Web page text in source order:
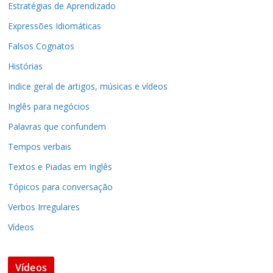
Estratégias de Aprendizado
Expressões Idiomáticas
Falsos Cognatos
Histórias
Indice geral de artigos, músicas e vídeos
Inglês para negócios
Palavras que confundem
Tempos verbais
Textos e Piadas em Inglês
Tópicos para conversação
Verbos Irregulares
Vídeos
Vídeos